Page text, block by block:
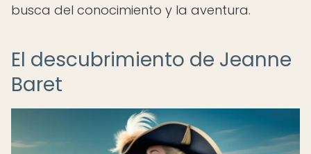
busca del conocimiento y la aventura.
El descubrimiento de Jeanne
Baret